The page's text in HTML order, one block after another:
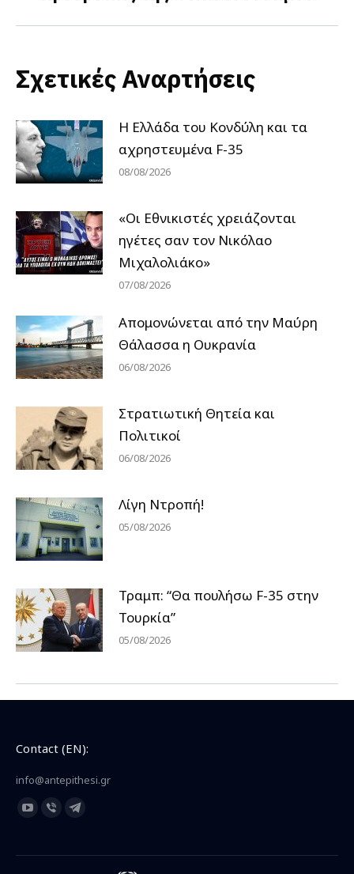
Σχετικές Αναρτήσεις
Η Ελλάδα του Κονδύλη και τα
αχρηστευμένα F-35
08/08/2026
«Οι Εθνικιστές χρειάζονται
ηγέτες σαν τον Νικόλαο
Μιχαλολιάκο»
07/08/2026
Απομονώνεται από την Μαύρη
Θάλασσα η Ουκρανία
06/08/2026
Στρατιωτική Θητεία και
Πολιτικοί
06/08/2026
Λίγη Ντροπή!
05/08/2026
Τραμπ: “Θα πουλήσω F-35 στην
Τουρκία”
05/08/2026
Contact (EN):
info@antepithesi.gr
Find us on:
YouTube
opens
Viber
opens
Telegram
opens